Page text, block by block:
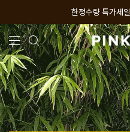
한정수량 특가세일